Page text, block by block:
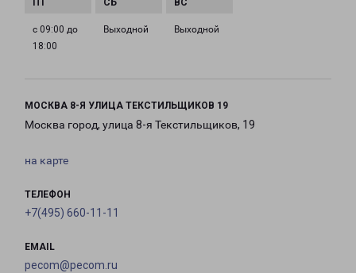
с 09:00 до
18:00
Выходной Выходной
МОСКВА 8-Я УЛИЦА ТЕКСТИЛЬЩИКОВ 19
Москва город, улица 8-я Текстильщиков, 19
на карте
ТЕЛЕФОН
+7(495) 660-11-11
EMAIL
pecom@pecom.ru